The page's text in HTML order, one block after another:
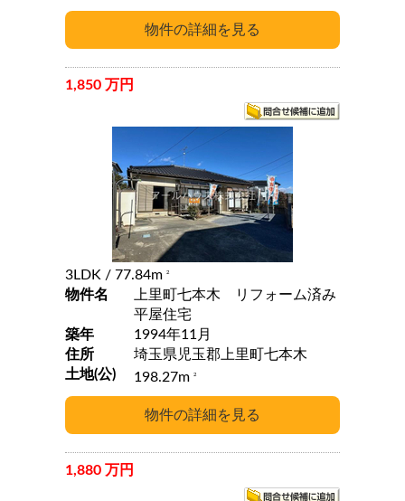
1,850 万円
3LDK / 77.84m 2
物件名
上里町七本木 リフォーム済み
平屋住宅
築年
1994年11月
住所
埼玉県児玉郡上里町七本木
土地(公)
198.27m 2
1,880 万円